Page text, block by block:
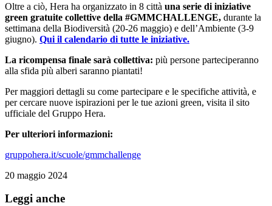
Oltre a ciò, Hera ha organizzato in 8 città una serie di iniziative
green gratuite collettive della #GMMCHALLENGE, durante la
settimana della Biodiversità (20-26 maggio) e dell’Ambiente (3-9
giugno). Qui il calendario di tutte le iniziative.
La ricompensa finale sarà collettiva: più persone parteciperanno
alla sfida più alberi saranno piantati!
Per maggiori dettagli su come partecipare e le specifiche attività, e
per cercare nuove ispirazioni per le tue azioni green, visita il sito
ufficiale del Gruppo Hera.
Per ulteriori informazioni:
gruppohera.it/scuole/gmmchallenge
20 maggio 2024
Leggi anche